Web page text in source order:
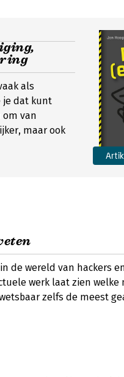
als
je dat kunt
om van
maar ook
de wereld van hackers
werk laat zien welke
zelfs de meest